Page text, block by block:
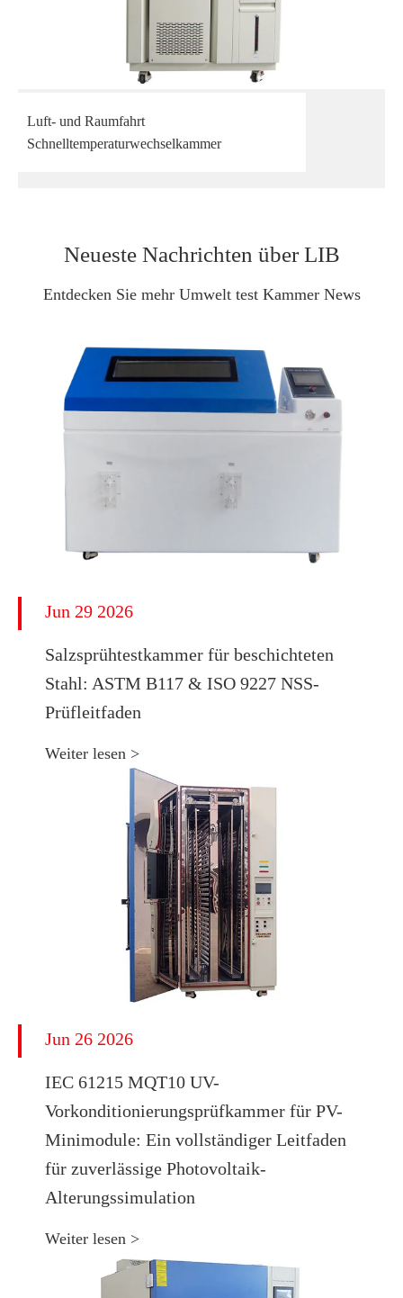
Luft- und Raumfahrt
Schnelltemperaturwechselkammer
Neueste Nachrichten über LIB
Entdecken Sie mehr Umwelt test Kammer News
Jun 29 2026
​Salzsprühtestkammer für beschichteten
Stahl: ASTM B117 & ISO 9227 NSS-
Prüfleitfaden
Weiter lesen >
Jun 26 2026
IEC 61215 MQT10 UV-
Vorkonditionierungsprüfkammer für PV-
Minimodule: Ein vollständiger Leitfaden
für zuverlässige Photovoltaik-
Alterungssimulation
Weiter lesen >